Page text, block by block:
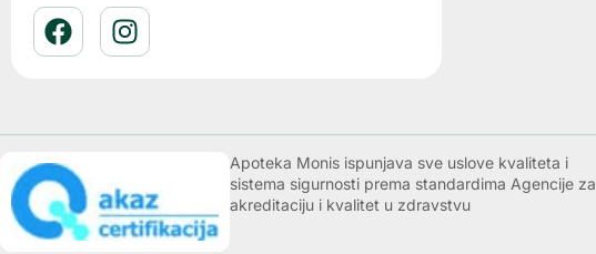
Apoteka Monis ispunjava sve uslove kvaliteta i
sistema sigurnosti prema standardima Agencije za
akreditaciju i kvalitet u zdravstvu